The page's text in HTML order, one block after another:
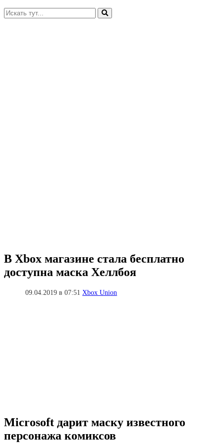
Искать:
В Xbox магазине стала бесплатно
доступна маска Хеллбоя
09.04.2019 в 07:51Xbox Union
Microsoft дарит маску известного
персонажа комиксов